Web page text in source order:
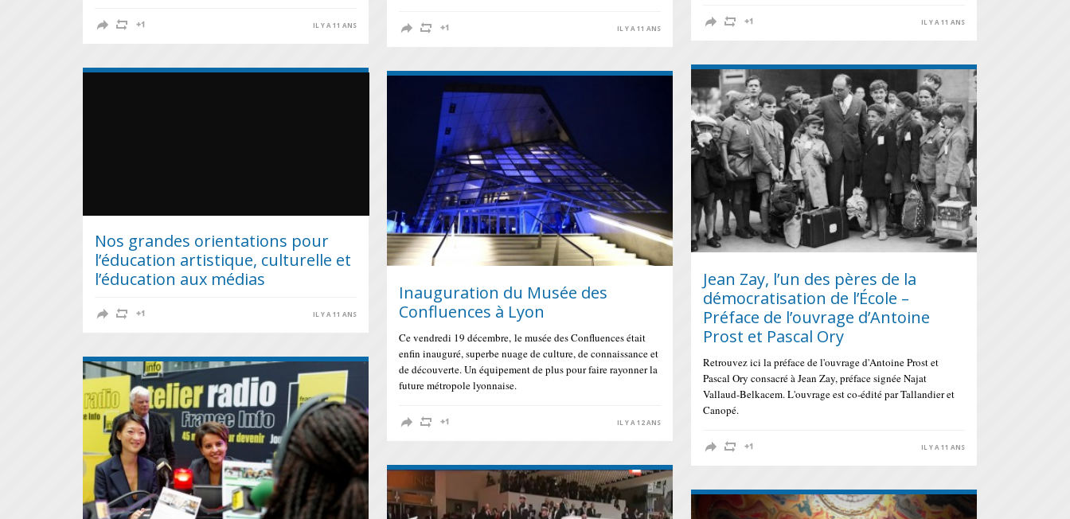
IL Y A 11 ANS IL Y A 11 ANS
IL Y A 11 ANS
Jean Zay, l’un des pères de la
démocratisation de l’École –
Préface de l’ouvrage d’Antoine
Prost et Pascal Ory
Retrouvez ici la préface de l'ouvrage d'Antoine Prost et
Pascal Ory consacré à Jean Zay, préface signée Najat
Vallaud-Belkacem. L'ouvrage est co-édité par Tallandier et
Canopé.
IL Y A 11 ANS
Nos grandes orientations pour
l’éducation artistique, culturelle et
l’éducation aux médias
IL Y A 11 ANS
Inauguration du Musée des
Confluences à Lyon
Ce vendredi 19 décembre, le musée des Confluences était
enfin inauguré, superbe nuage de culture, de connaissance et
de découverte. Un équipement de plus pour faire rayonner la
future métropole lyonnaise.
IL Y A 12 ANS